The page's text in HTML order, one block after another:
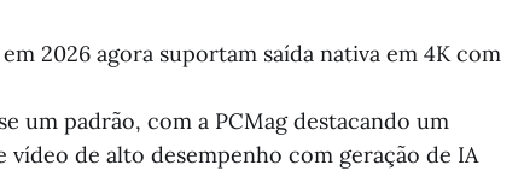
2026 agora suportam saída nativa em 4K com
um padrão, com a PCMag destacando um
vídeo de alto desempenho com geração de IA